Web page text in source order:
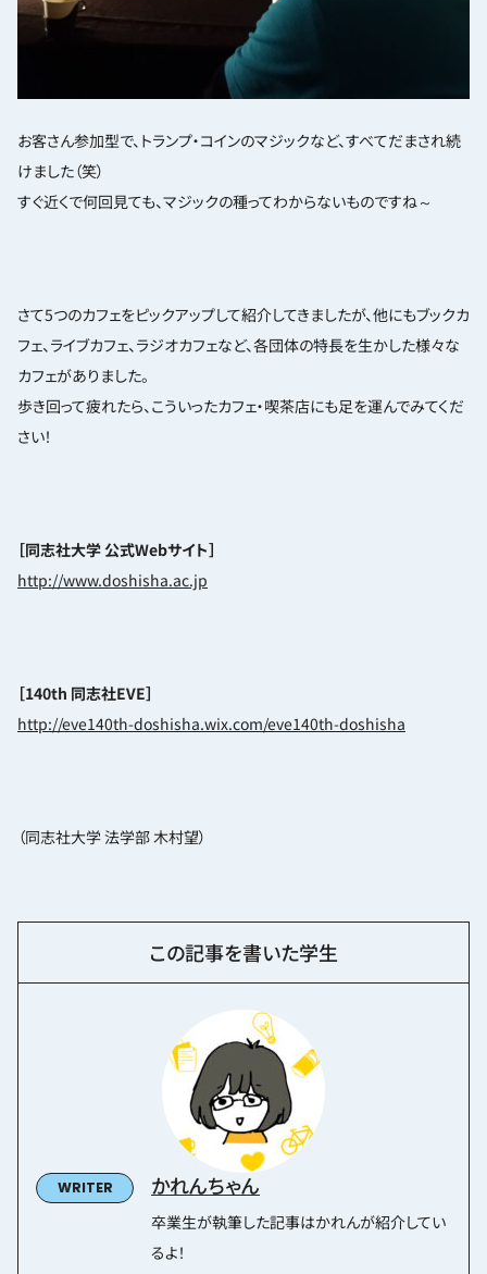
お客さん参加型で、トランプ・コインのマジックなど、すべてだまされ続
けました（笑）
すぐ近くで何回見ても、マジックの種ってわからないものですね～
さて5つのカフェをピックアップして紹介してきましたが、他にもブックカ
フェ、ライブカフェ、ラジオカフェなど、各団体の特長を生かした様々な
カフェがありました。
歩き回って疲れたら、こういったカフェ・喫茶店にも足を運んでみてくだ
さい！
［同志社大学 公式Webサイト］
http://www.doshisha.ac.jp
［140th 同志社EVE］
http://eve140th-doshisha.wix.com/eve140th-doshisha
（同志社大学 法学部 木村望）
この記事を書いた学生
かれんちゃん
卒業生が執筆した記事はかれんが紹介してい
るよ！